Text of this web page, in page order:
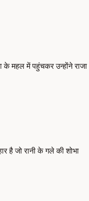
महल में पहुंचकर उन्होंने राजा
है जो रानी के गले की शोभा